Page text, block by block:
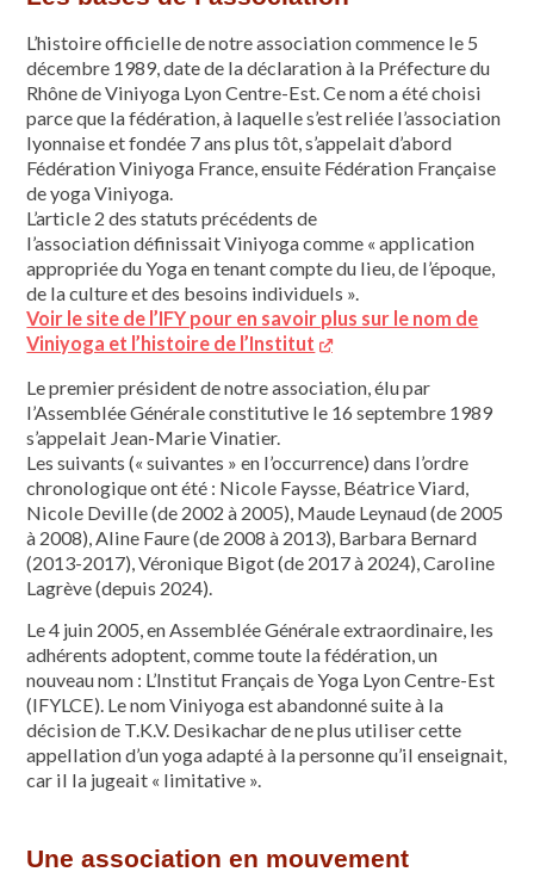
L’histoire officielle de notre association commence le 5
décembre 1989, date de la déclaration à la Préfecture du
Rhône de Viniyoga Lyon Centre-Est. Ce nom a été choisi
parce que la fédération, à laquelle s’est reliée l’association
lyonnaise et fondée 7 ans plus tôt, s’appelait d’abord
Fédération Viniyoga France, ensuite Fédération Française
de yoga Viniyoga.
L’article 2 des statuts précédents de
l’association définissait Viniyoga comme « application
appropriée du Yoga en tenant compte du lieu, de l’époque,
de la culture et des besoins individuels ».
Voir le site de l’IFY pour en savoir plus sur le nom de
Viniyoga et l’histoire de l’Institut
Le premier président de notre association, élu par
l’Assemblée Générale constitutive le 16 septembre 1989
s’appelait Jean-Marie Vinatier.
Les suivants (« suivantes » en l’occurrence) dans l’ordre
chronologique ont été : Nicole Faysse, Béatrice Viard,
Nicole Deville (de 2002 à 2005), Maude Leynaud (de 2005
à 2008), Aline Faure (de 2008 à 2013), Barbara Bernard
(2013-2017), Véronique Bigot (de 2017 à 2024), Caroline
Lagrève (depuis 2024).
Le 4 juin 2005, en Assemblée Générale extraordinaire, les
adhérents adoptent, comme toute la fédération, un
nouveau nom : L’Institut Français de Yoga Lyon Centre-Est
(IFYLCE). Le nom Viniyoga est abandonné suite à la
décision de T.K.V. Desikachar de ne plus utiliser cette
appellation d’un yoga adapté à la personne qu’il enseignait,
car il la jugeait « limitative ».
Une association en mouvement